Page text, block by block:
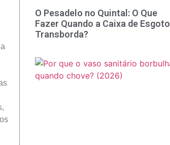
O Pesadelo no Quintal: O Que
Fazer Quando a Caixa de Esgoto
Transborda?